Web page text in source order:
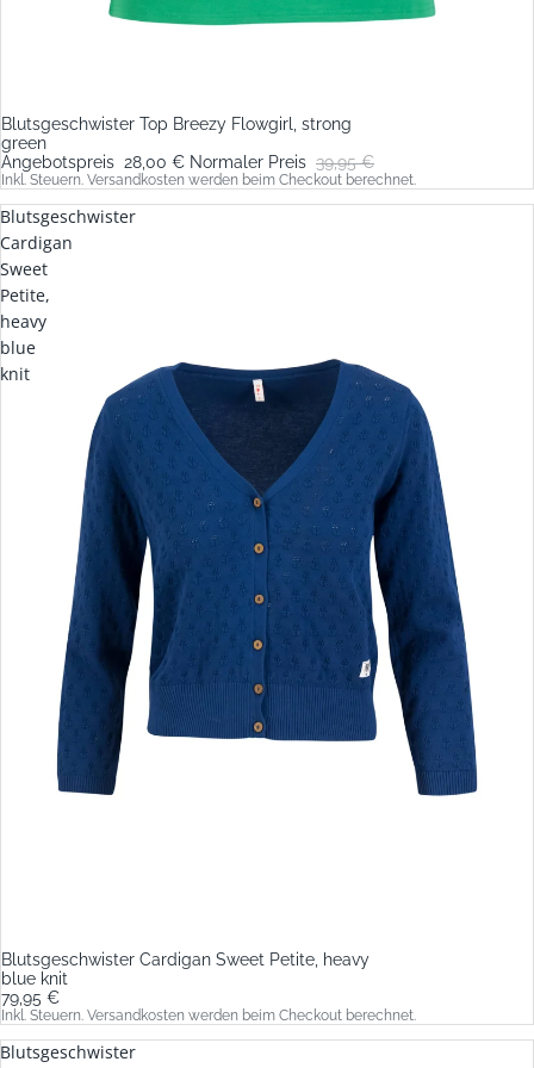
Ausverkauft
Blutsgeschwister Top Breezy Flowgirl, strong
green
Angebotspreis 28,00 € Normaler Preis 39,95 €
Inkl. Steuern. Versandkosten werden beim Checkout berechnet.
Blutsgeschwister
Cardigan
Sweet
Petite,
heavy
blue
knit
Blutsgeschwister Cardigan Sweet Petite, heavy
blue knit
79,95 €
Inkl. Steuern. Versandkosten werden beim Checkout berechnet.
Blutsgeschwister